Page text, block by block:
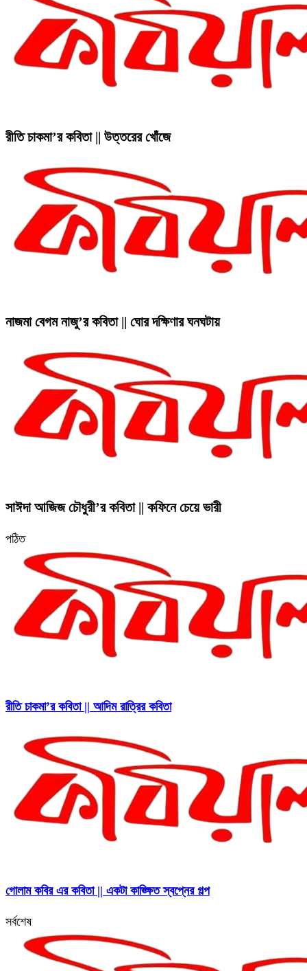
রীতি চাকমা’র কবিতা || উত্তরের খোঁজে
নাজমা বেগম নাজু’র কবিতা || ঘোর দক্ষিণার ঘনঘটায়
সাঈদা আজিজ চৌধুরী’র কবিতা || কফিনে চেয়ে ভারী
পঠিত
রীতি চাকমা’র কবিতা || আদিম রাত্রির কবিতা
গোলাম কবির এর কবিতা || একটা কাঙ্ক্ষিত স্বপ্নের গল্প
সর্বশেষ